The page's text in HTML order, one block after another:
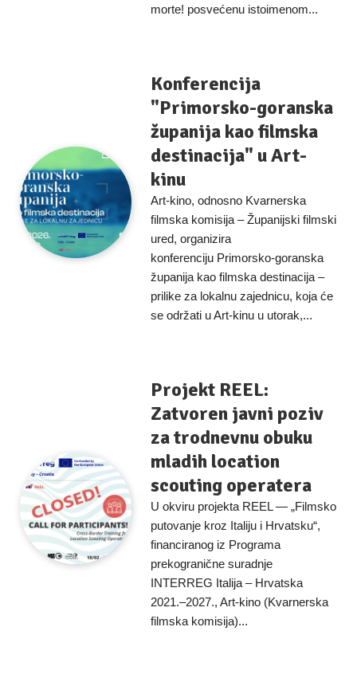
morte! posvećenu istoimenom...
Konferencija
"Primorsko-goranska
županija kao filmska
destinacija" u Art-
kinu
Art-kino, odnosno Kvarnerska
filmska komisija – Županijski filmski
ured, organizira
konferenciju Primorsko-goranska
županija kao filmska destinacija –
prilike za lokalnu zajednicu, koja će
se održati u Art-kinu u utorak,...
Projekt REEL:
Zatvoren javni poziv
za trodnevnu obuku
mladih location
scouting operatera
U okviru projekta REEL — „Filmsko
putovanje kroz Italiju i Hrvatsku“,
financiranog iz Programa
prekogranične suradnje
INTERREG Italija – Hrvatska
2021.–2027., Art-kino (Kvarnerska
filmska komisija)...